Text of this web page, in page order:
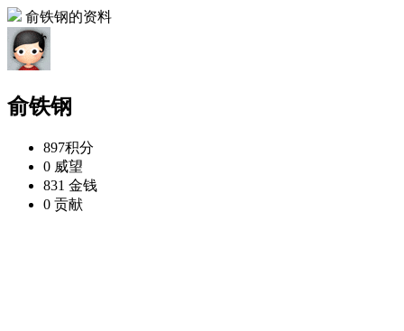
俞铁钢的资料
俞铁钢
897积分
0 威望
831 金钱
0 贡献